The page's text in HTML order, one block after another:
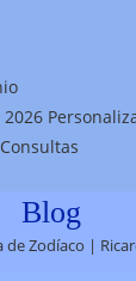
Blog
de Zodíaco |